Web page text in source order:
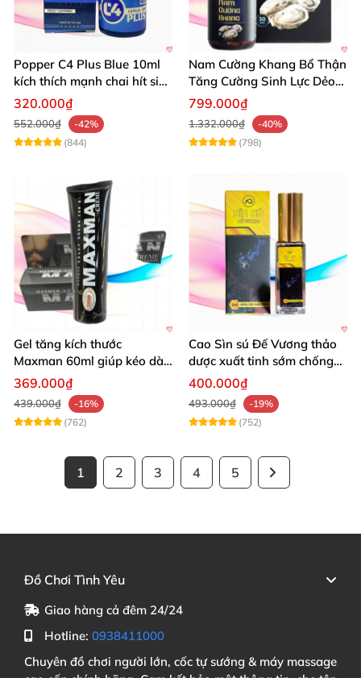
Popper C4 Plus Blue 10ml
kích thích mạnh chai hít siêu
đỉnh
320.000₫
552.000₫
-42%
(844)
Nam Cường Khang Bổ Thận
Tăng Cường Sinh Lực Dẻo
Dai Mạnh Mẽ
799.000₫
1.332.000₫
-40%
(798)
Gel tăng kích thước
Maxman 60ml giúp kéo dài
thời gian quan hệ hiệu quả
369.000₫
439.000₫
-16%
(762)
Cao Sìn sú Đế Vương thảo
dược xuất tinh sớm chống
hiệu quả nhất
400.000₫
493.000₫
-19%
(752)
1 2 3 4 5
Đồ Chơi Tình Yêu
Giao hàng cả đêm 24/24
Hotline: 0938411000
Chuyên đồ chơi người lớn, cốc tự sướng & máy massage